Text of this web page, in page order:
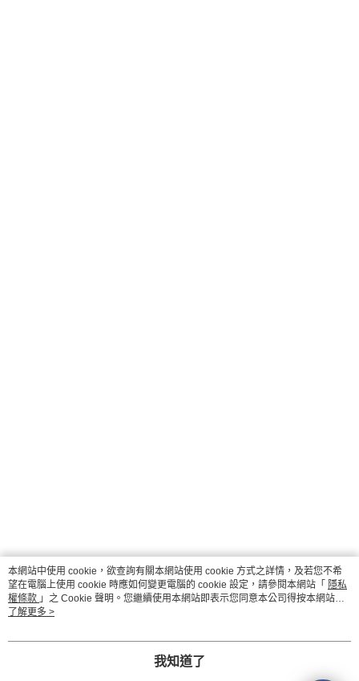
本網站中使用 cookie，欲查詢有關本網站使用 cookie 方式之詳情，及若您不希
望在電腦上使用 cookie 時應如何變更電腦的 cookie 設定，請參閱本網站「 隱私
權條款 」之 Cookie 聲明。您繼續使用本網站即表示您同意本公司得按本網站使
用條款之 Cookie 聲明使用 cookie。
了解更多 >
我知道了